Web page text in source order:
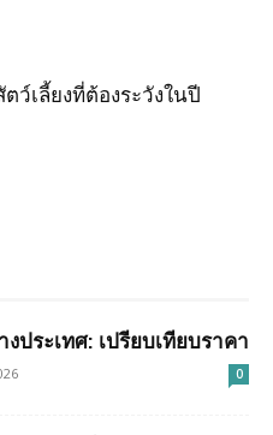
ว์เลี้ยงที่ต้องระวังในปี
ประเทศ: เปรียบเทียบราคา
0